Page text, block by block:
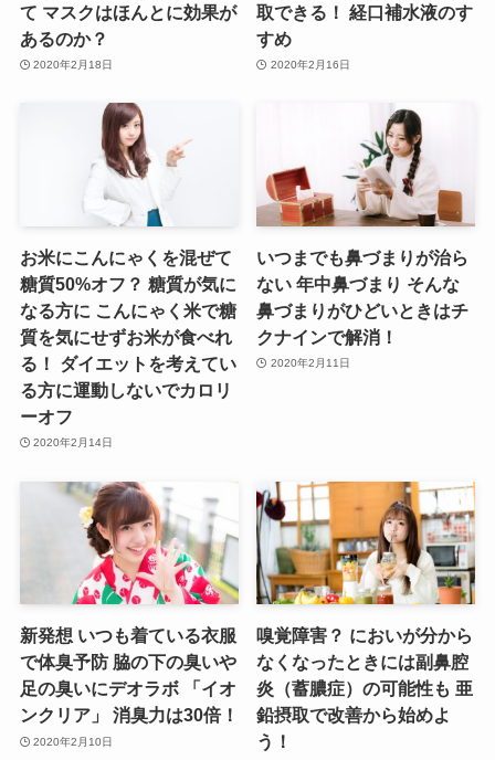
て マスクはほんとに効果が
あるのか？
2020年2月18日
取できる！ 経口補水液のす
すめ
2020年2月16日
お米にこんにゃくを混ぜて
糖質50%オフ？ 糖質が気に
なる方に こんにゃく米で糖
質を気にせずお米が食べれ
る！ ダイエットを考えてい
る方に運動しないでカロリ
ーオフ
2020年2月14日
いつまでも鼻づまりが治ら
ない 年中鼻づまり そんな
鼻づまりがひどいときはチ
クナインで解消！
2020年2月11日
新発想 いつも着ている衣服
で体臭予防 脇の下の臭いや
足の臭いにデオラボ 「イオ
ンクリア」 消臭力は30倍！
2020年2月10日
嗅覚障害？ においが分から
なくなったときには副鼻腔
炎（蓄膿症）の可能性も 亜
鉛摂取で改善から始めよ
う！